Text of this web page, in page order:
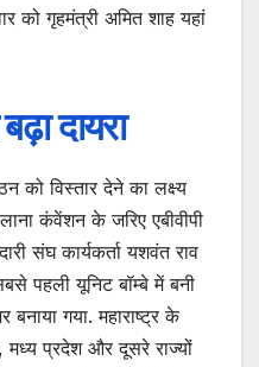
को गृहमंत्री अमित शाह यहां
दायरा
विस्तार देने का लक्ष्य
कंवेंशन के जरिए एबीवीपी
संघ कार्यकर्ता यशवंत राव
पहली यूनिट बॉम्बे में बनी
गया. महाराष्ट्र के
मध्य प्रदेश और दूसरे राज्यों